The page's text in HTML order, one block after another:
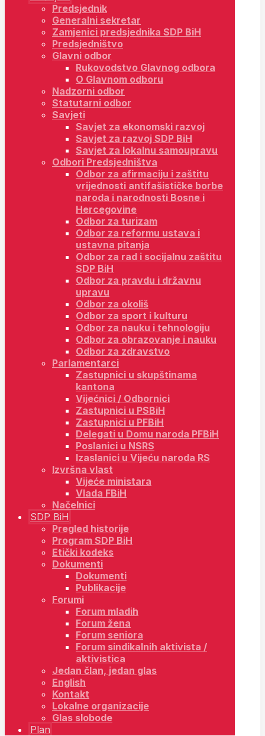
Predsjednik
Generalni sekretar
Zamjenici predsjednika SDP BiH
Predsjedništvo
Glavni odbor
Rukovodstvo Glavnog odbora
O Glavnom odboru
Nadzorni odbor
Statutarni odbor
Savjeti
Savjet za ekonomski razvoj
Savjet za razvoj SDP BiH
Savjet za lokalnu samoupravu
Odbori Predsjedništva
Odbor za afirmaciju i zaštitu
vrijednosti antifašističke borbe
naroda i narodnosti Bosne i
Hercegovine
Odbor za turizam
Odbor za reformu ustava i
ustavna pitanja
Odbor za rad i socijalnu zaštitu
SDP BiH
Odbor za pravdu i državnu
upravu
Odbor za okoliš
Odbor za sport i kulturu
Odbor za nauku i tehnologiju
Odbor za obrazovanje i nauku
Odbor za zdravstvo
Parlamentarci
Zastupnici u skupštinama
kantona
Vijećnici / Odbornici
Zastupnici u PSBiH
Zastupnici u PFBiH
Delegati u Domu naroda PFBiH
Poslanici u NSRS
Izaslanici u Vijeću naroda RS
Izvršna vlast
Vijeće ministara
Vlada FBiH
Načelnici
SDP BiH
Pregled historije
Program SDP BiH
Etički kodeks
Dokumenti
Dokumenti
Publikacije
Forumi
Forum mladih
Forum žena
Forum seniora
Forum sindikalnih aktivista /
aktivistica
Jedan član, jedan glas
English
Kontakt
Lokalne organizacije
Glas slobode
Plan